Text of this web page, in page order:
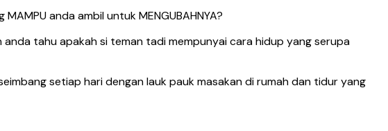
anda ambil untuk MENGUBAHNYA?
tahu apakah si teman tadi mempunyai cara hidup yang serupa
setiap hari dengan lauk pauk masakan di rumah dan tidur yang